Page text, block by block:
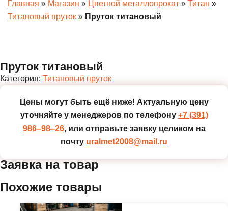
Главная » Магазин » Цветной металлопрокат » Титан »
Титановый пруток » Пруток титановый
Пруток титановый
Категория: Титановый пруток
Цены могут быть ещё ниже! Актуальную цену
уточняйте у менеджеров по телефону +7 (391)
986‒98‒26, или отправьте заявку целиком на
почту uralmet2008@mail.ru
Заявка на товар
Похожие товары